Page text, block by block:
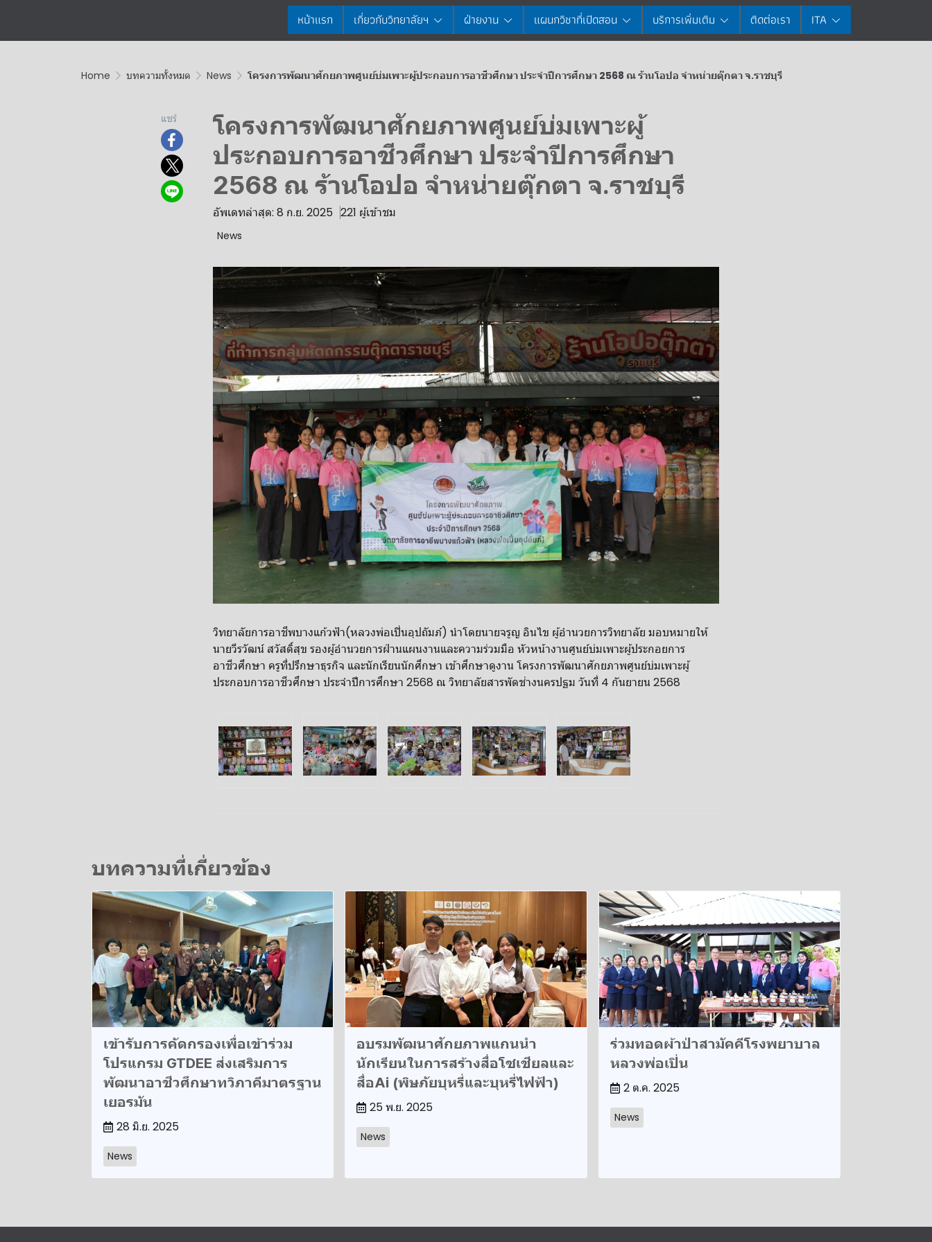
หน้าแรก เกี่ยวกับวิทยาลัยฯ ฝ่ายงาน แผนกวิชาที่เปิดสอน บริการเพิ่มเติม ติดต่อเรา ITA
Home บทความทั้งหมด News โครงการพัฒนาศักยภาพศูนย์บ่มเพาะผู้ประกอบการอาชีวศึกษา ประจำปีการศึกษา 2568 ณ ร้านโอปอ จำหน่ายตุ๊กตา จ.ราชบุรี
แชร์
โครงการพัฒนาศักยภาพศูนย์บ่มเพาะผู้
ประกอบการอาชีวศึกษา ประจำปีการศึกษา
2568 ณ ร้านโอปอ จำหน่ายตุ๊กตา จ.ราชบุรี
อัพเดทล่าสุด: 8 ก.ย. 2025 221 ผู้เข้าชม
News
วิทยาลัยการอาชีพบางแก้วฟ้า(หลวงพ่อเปิ่นอุปถัมภ์) นำโดยนายจรูญ อินไข ผู้อำนวยการวิทยาลัย มอบหมายให้
นายวีรวัฒน์ สวัสดิ์สุข รองผู้อำนวยการฝ่านแผนงานและความร่วมมือ หัวหน้างานศูนย์บ่มเพาะผู้ประกอยการ
อาชีวศึกษา ครูที่ปรึกษาธุรกิจ และนักเรียนนักศึกษา เข้าศึกษาดูงาน โครงการพัฒนาศักยภาพศูนย์บ่มเพาะผู้
ประกอบการอาชีวศึกษา ประจำปีการศึกษา 2568 ณ วิทยาลัยสารพัดช่างนครปฐม วันที่ 4 กันยายน 2568
บทความที่เกี่ยวข้อง
เข้ารับการคัดกรองเพื่อเข้าร่วม
โปรแกรม GTDEE ส่งเสริมการ
พัฒนาอาชีวศึกษาทวิภาคีมาตรฐาน
เยอรมัน
28 มิ.ย. 2025
News
อบรมพัฒนาศักยภาพแกนนำ
นักเรียนในการสร้างสื่อโซเชียลและ
สื่อAi (พิษภัยบุหรี่และบุหรี่ไฟฟ้า)
25 พ.ย. 2025
News
ร่วมทอดผ้าป่าสามัคคีโรงพยาบาล
หลวงพ่อเปิ่น
2 ต.ค. 2025
News